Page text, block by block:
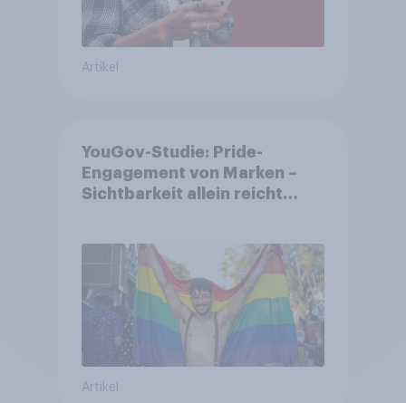
Artikel
YouGov-Studie: Pride-
Engagement von Marken –
Sichtbarkeit allein reicht
Artikel